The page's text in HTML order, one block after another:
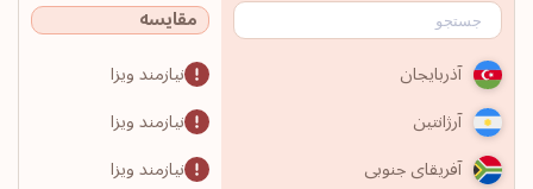
مقایسه
آذربایجان
نیازمند ویزا
آرژانتین
نیازمند ویزا
آفریقای جنوبی
نیازمند ویزا